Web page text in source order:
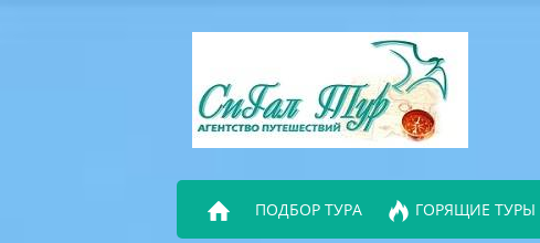
ПОДБОР ТУРА ГОРЯЩИЕ ТУРЫ